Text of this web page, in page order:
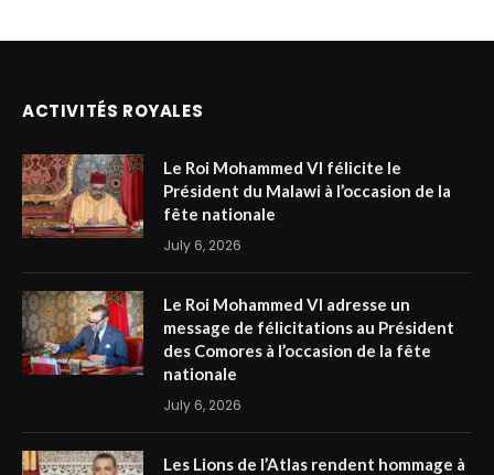
ACTIVITÉS ROYALES
Le Roi Mohammed VI félicite le
Président du Malawi à l’occasion de la
fête nationale
July 6, 2026
Le Roi Mohammed VI adresse un
message de félicitations au Président
des Comores à l’occasion de la fête
nationale
July 6, 2026
Les Lions de l’Atlas rendent hommage à